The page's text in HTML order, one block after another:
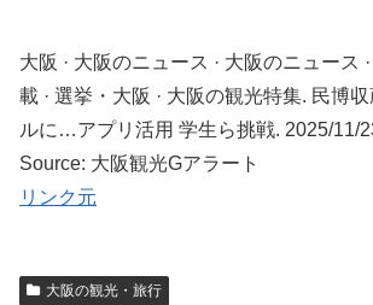
大阪 · 大阪のニュース · 大阪のニュース
載 · 選挙・大阪 · 大阪の観光特集. 民博
ルに…アプリ活用 学生ら挑戦. 2025/11/
Source: 大阪観光Gアラート
リンク元
大阪の観光・旅行